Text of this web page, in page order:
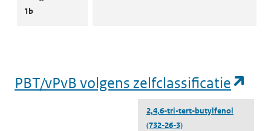
1b
PBT/vPvB volgens zelfclassificatie
2,4,6-tri-tert-butylfenol
(732-26-3)